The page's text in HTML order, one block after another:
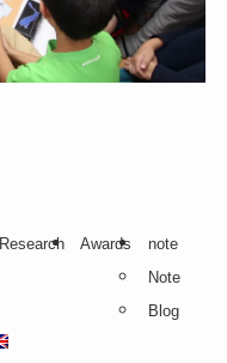
Research Awards
note
Note
Blog